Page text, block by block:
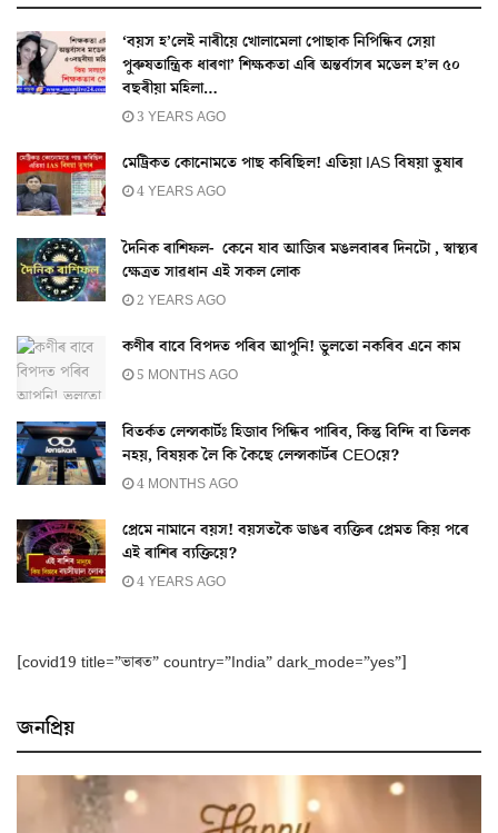
‘বয়স হ’লেই নাৰীয়ে খোলামেলা পোছাক নিপিন্ধিব সেয়া
পুৰুষতান্ত্ৰিক ধাৰণা’ শিক্ষকতা এৰি অন্তৰ্বাসৰ মডেল হ’ল ৫০
বছৰীয়া মহিলা…
3 YEARS AGO
মেট্ৰিকত কোনোমতে পাছ কৰিছিল! এতিয়া IAS বিষয়া তুষাৰ
4 YEARS AGO
দৈনিক ৰাশিফল- কেনে যাব আজিৰ মঙলবাৰৰ দিনটো , স্বাস্থ্যৰ
ক্ষেত্ৰত সাৱধান এই সকল লোক
2 YEARS AGO
কণীৰ বাবে বিপদত পৰিব আপুনি! ভুলতো নকৰিব এনে কাম
5 MONTHS AGO
বিতৰ্কত লেন্সকাৰ্টঃ হিজাব পিন্ধিব পাৰিব, কিন্তু বিন্দি বা তিলক
নহয়, বিষয়ক লৈ কি কৈছে লেন্সকাৰ্টৰ CEOয়ে?
4 MONTHS AGO
প্ৰেমে নামানে বয়স! বয়সতকৈ ডাঙৰ ব্যক্তিৰ প্ৰেমত কিয় পৰে
এই ৰাশিৰ ব্যক্তিয়ে?
4 YEARS AGO
[covid19 title=”ভাৰত” country=”India” dark_mode=”yes”]
জনপ্ৰিয়